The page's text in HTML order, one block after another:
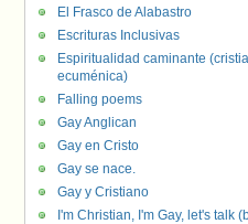
El Frasco de Alabastro
Escrituras Inclusivas
Espiritualidad caminante
ecuménica)
Falling poems
Gay Anglican
Gay en Cristo
Gay se nace.
Gay y Cristiano
I'm Christian, I'm Gay, let's talk